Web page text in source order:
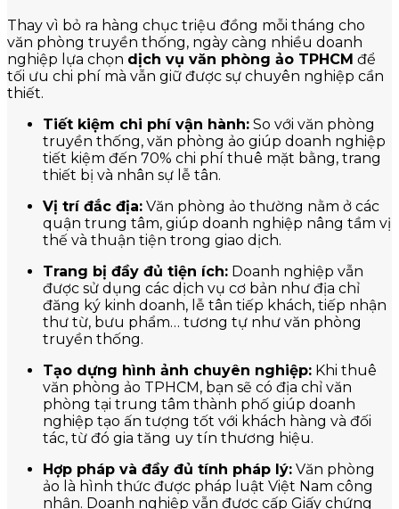
Thay vì bỏ ra hàng chục triệu đồng mỗi tháng cho
văn phòng truyền thống, ngày càng nhiều doanh
nghiệp lựa chọn dịch vụ văn phòng ảo TPHCM để
tối ưu chi phí mà vẫn giữ được sự chuyên nghiệp cần
thiết.
Tiết kiệm chi phí vận hành: So với văn phòng
truyền thống, văn phòng ảo giúp doanh nghiệp
tiết kiệm đến 70% chi phí thuê mặt bằng, trang
thiết bị và nhân sự lễ tân.
Vị trí đắc địa: Văn phòng ảo thường nằm ở các
quận trung tâm, giúp doanh nghiệp nâng tầm vị
thế và thuận tiện trong giao dịch.
Trang bị đầy đủ tiện ích: Doanh nghiệp vẫn
được sử dụng các dịch vụ cơ bản như địa chỉ
đăng ký kinh doanh, lễ tân tiếp khách, tiếp nhận
thư từ, bưu phẩm… tương tự như văn phòng
truyền thống.
Tạo dựng hình ảnh chuyên nghiệp: Khi thuê
văn phòng ảo TPHCM, bạn sẽ có địa chỉ văn
phòng tại trung tâm thành phố giúp doanh
nghiệp tạo ấn tượng tốt với khách hàng và đối
tác, từ đó gia tăng uy tín thương hiệu.
Hợp pháp và đầy đủ tính pháp lý: Văn phòng
ảo là hình thức được pháp luật Việt Nam công
nhận. Doanh nghiệp vẫn được cấp Giấy chứng